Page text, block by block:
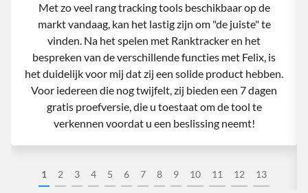
1 2 3 4 5 6 7 8 9 10 11 12 13
Met zo veel rang tracking tools beschikbaar op de
markt vandaag, kan het lastig zijn om "de juiste" te
vinden. Na het spelen met Ranktracker en het
bespreken van de verschillende functies met Felix, is
het duidelijk voor mij dat zij een solide product hebben.
Voor iedereen die nog twijfelt, zij bieden een 7 dagen
gratis proefversie, die u toestaat om de tool te
verkennen voordat u een beslissing neemt!